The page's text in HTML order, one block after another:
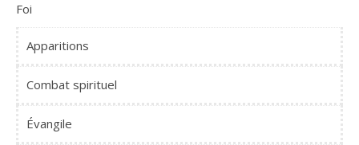
Foi
Apparitions
Combat spirituel
Évangile